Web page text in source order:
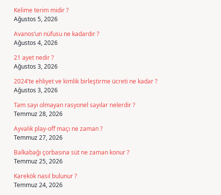
Kelime terim midir ?
Ağustos 5, 2026
Avanos’un nüfusu ne kadardır ?
Ağustos 4, 2026
21 ayet nedir ?
Ağustos 3, 2026
2024’te ehliyet ve kimlik birleştirme ücreti ne kadar ?
Ağustos 3, 2026
Tam sayı olmayan rasyonel sayılar nelerdir ?
Temmuz 28, 2026
Ayvalık play-off maçı ne zaman ?
Temmuz 27, 2026
Balkabağı çorbasına süt ne zaman konur ?
Temmuz 25, 2026
Karekök nasıl bulunur ?
Temmuz 24, 2026